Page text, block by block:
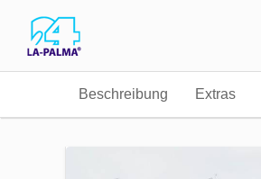
Beschreibung Extras